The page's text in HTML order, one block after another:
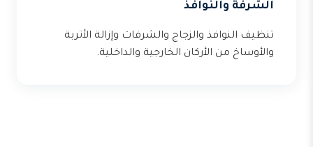
الشرفة والنوافذ
تنظيف النوافذ والزجاج والشرفات وإزالة الأتربة
والأوساخ من الأركان الخارجية والداخلية.